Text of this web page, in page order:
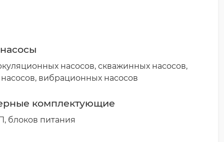
насосов, скважинных насосов,
вибрационных насосов
комплектующие
блоков питания